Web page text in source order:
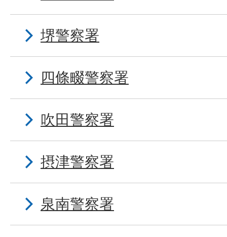
堺警察署
四條畷警察署
吹田警察署
摂津警察署
泉南警察署